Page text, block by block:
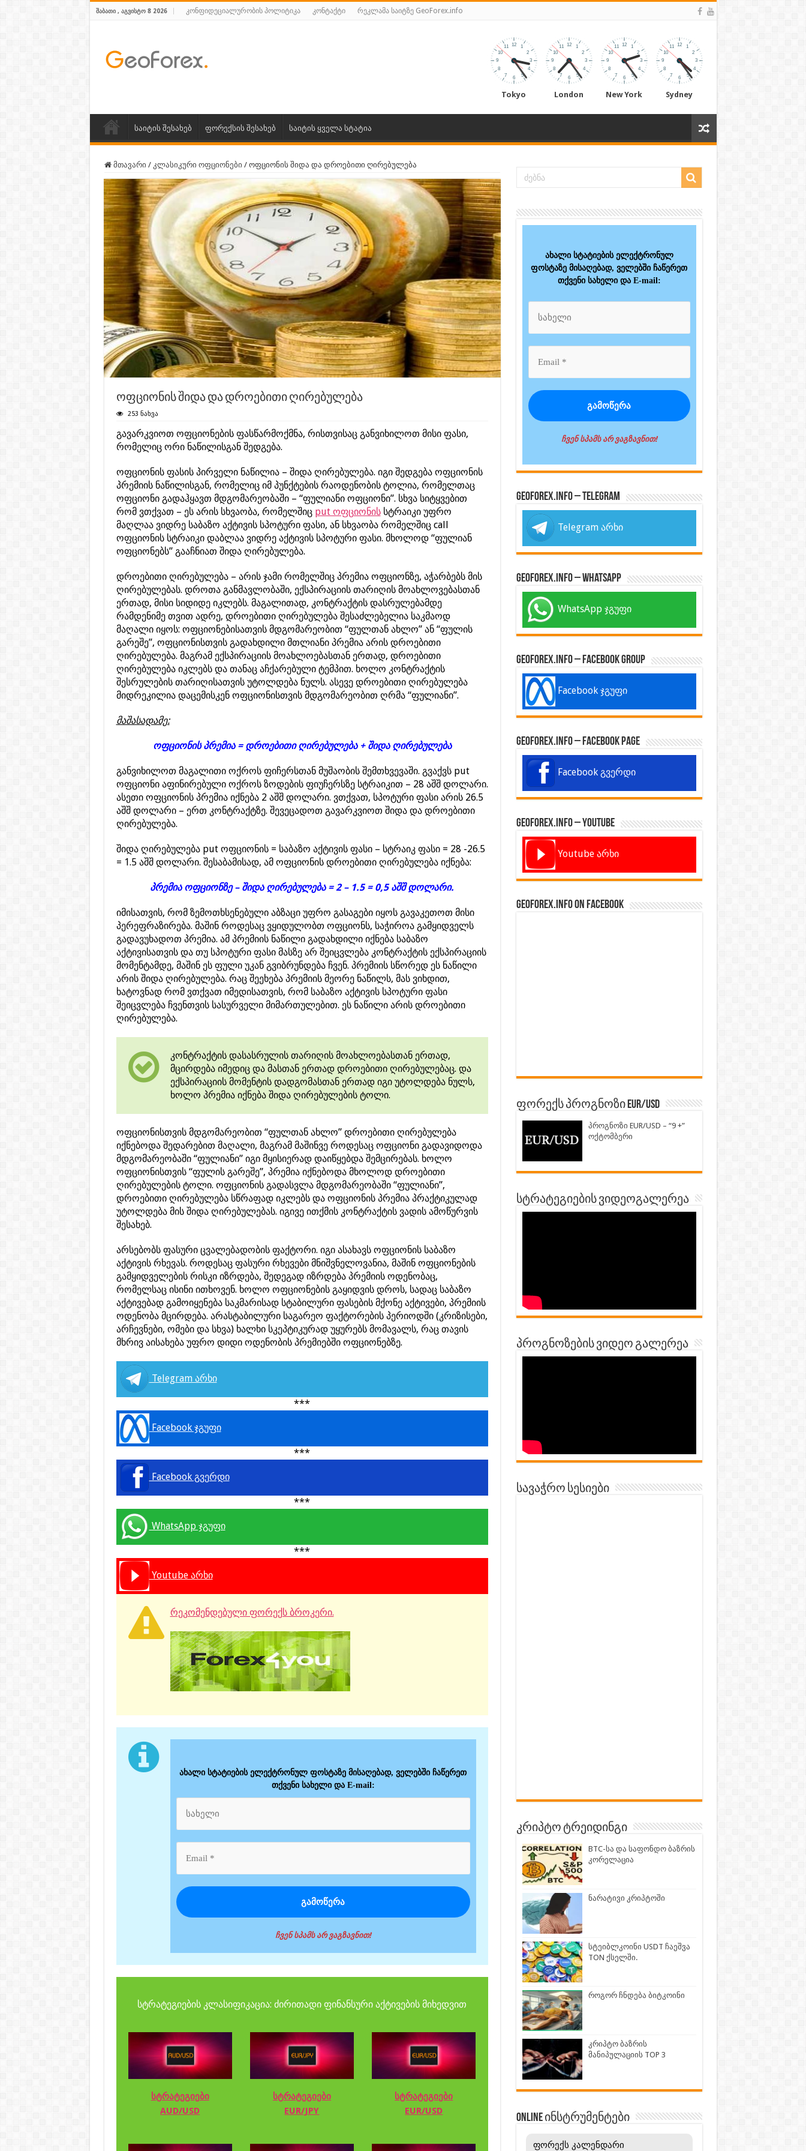
ᲨᲐᲑᲐᲗᲘ , ᲐᲒᲕᲘᲡᲢᲝ 8 2026 კონფიდეციალურობის პოლიტიკა კონტაქტი რეკლამა საიტზე GeoForex.info
Tokyo London New York Sydney
საიტის შესახებ ფორექსის შესახებ საიტის ყველა სტატია
მთავარი / კლასიკური ოფციონები / ოფციონის შიდა და დროებითი ღირებულება
ოფციონის შიდა და დროებითი ღირებულება
253 ნახვა
გავარკვიოთ ოფციონების ფასწარმოქმნა, რისთვისაც განვიხილოთ მისი ფასი,
რომელიც ორი ნაწილისგან შედგება.
ოფციონის ფასის პირველი ნაწილია – შიდა ღირებულება. იგი შედგება ოფციონის
პრემიის ნაწილისგან, რომელიც იმ პუნქტების რაოდენობის ტოლია, რომელთაც
ოფციონი გადაჰყავთ მდგომარეობაში – “ფულიანი ოფციონი”. სხვა სიტყვებით
რომ ვთქვათ – ეს არის სხვაობა, რომელშიც put ოფციონისსტრაიკი უფრო
მაღლაა ვიდრე საბაზო აქტივის სპოტური ფასი, ან სხვაობა რომელშიც call
ოფციონის სტრაიკი დაბლაა ვიდრე აქტივის სპოტური ფასი. მხოლოდ “ფულიან
ოფციონებს” გააჩნიათ შიდა ღირებულება.
დროებითი ღირებულება – არის ჯამი რომელშიც პრემია ოფციონზე, აჭარბებს მის
ღირებულებას. დროთა განმავლობაში, ექსპირაციის თარიღის მოახლოვებასთან
ერთად, მისი სიდიდე იკლებს. მაგალითად, კონტრაქტის დასრულებამდე
რამდენიმე თვით ადრე, დროებითი ღირებულება შესაძლებელია საკმაოდ
მაღალი იყოს: ოფციონებისათვის მდგომარეობით “ფულთან ახლო” ან “ფულის
გარეშე”, ოფციონისთვის გადახდილი მთლიანი პრემია არის დროებითი
ღირებულება. მაგრამ ექსპირაციის მოახლოებასთან ერთად, დროებითი
ღირებულება იკლებს და თანაც აჩქარებული ტემპით. ხოლო კონტრაქტის
შესრულების თარიღისათვის უტოლდება ნულს. ასევე დროებითი ღირებულება
მიდრეკილია დაცემისკენ ოფციონისთვის მდგომარეობით ღრმა “ფულიანი”.
მაშასადამე:
ოფციონის პრემია = დროებითი ღირებულება + შიდა ღირებულება
განვიხილოთ მაგალითი ოქროს ფიჩერსთან მუშაობის შემთხვევაში. გვაქვს put
ოფციონი აფინირებული ოქროს ზოდების ფიუჩერსზე სტრაიკით – 28 აშშ დოლარი.
ასეთი ოფციონის პრემია იქნება 2 აშშ დოლარი. ვთქვათ, სპოტური ფასი არის 26.5
აშშ დოლარი – ერთ კონტრაქტზე. შევეცადოთ გავარკვიოთ შიდა და დროებითი
ღირებულება.
შიდა ღირებულება put ოფციონის = საბაზო აქტივის ფასი – სტრაიკ ფასი = 28 -26.5
= 1.5 აშშ დოლარი. შესაბამისად, ამ ოფციონის დროებითი ღირებულება იქნება:
პრემია ოფციონზე – შიდა ღირებულება = 2 – 1.5 = 0,5 აშშ დოლარი.
იმისათვის, რომ ზემოთხსენებული აბზაცი უფრო გასაგები იყოს გავაკეთოთ მისი
პერეფრაზირება. მაშინ როდესაც ვყიდულობთ ოფციონს, საჭიროა გამყიდველს
გადავუხადოთ პრემია. ამ პრემიის ნაწილი გადახდილი იქნება საბაზო
აქტივისათვის და თუ სპოტური ფასი მასზე არ შეიცვლება კონტრაქტის ექსპირაციის
მომენტამდე, მაშინ ეს ფული უკან გვიბრუნდება ჩვენ. პრემიის სწორედ ეს ნაწილი
არის შიდა ღირებულება. რაც შეეხება პრემიის მეორე ნაწილს, მას ვიხდით,
ხატოვნად რომ ვთქვათ იმედისათვის, რომ საბაზო აქტივის სპოტური ფასი
შეიცვლება ჩვენთვის სასურველი მიმართულებით. ეს ნაწილი არის დროებითი
ღირებულება.
კონტრაქტის დასასრულის თარიღის მოახლოებასთან ერთად,
მცირდება იმედიც და მასთან ერთად დროებითი ღირებულებაც. და
ექსპირაციის მომენტის დადგომასთან ერთად იგი უტოლდება ნულს,
ხოლო პრემია იქნება შიდა ღირებულების ტოლი.
ოფციონისთვის მდგომარეობით “ფულთან ახლო” დროებითი ღირებულება
იქნებოდა შედარებით მაღალი, მაგრამ მაშინვე როდესაც ოფციონი გადავიდოდა
მდგომარეობაში “ფულიანი” იგი მყისიერად დაიწყებდა შემცირებას. ხოლო
ოფციონისთვის “ფულის გარეშე”, პრემია იქნებოდა მხოლოდ დროებითი
ღირებულების ტოლი. ოფციონის გადასვლა მდგომარეობაში “ფულიანი”,
დროებითი ღირებულება სწრაფად იკლებს და ოფციონის პრემია პრაქტიკულად
უტოლდება მის შიდა ღირებულებას. იგივე ითქმის კონტრაქტის ვადის ამოწურვის
შესახებ.
არსებობს ფასური ცვალებადობის ფაქტორი. იგი ასახავს ოფციონის საბაზო
აქტივის რხევას. როდესაც ფასური რხევები მნიშვნელოვანია, მაშინ ოფციონების
გამყიდველების რისკი იზრდება, შედეგად იზრდება პრემიის ოდენობაც,
რომელსაც ისინი ითხოვენ. ხოლო ოფციონების გაყიდვის დროს, სადაც საბაზო
აქტივებად გამოიყენება საკმარისად სტაბილური ფასების მქონე აქტივები, პრემიის
ოდენობა მცირდება. არასტაბილური საგარეო ფაქტორების პერიოდში (კრიზისები,
არჩევნები, ომები და სხვა) ხალხი სკეპტიკურად უყურებს მომავალს, რაც თავის
მხრივ აისახება უფრო დიდი ოდენობის პრემიებში ოფციონებზე.
Telegram არხი
***
Facebook ჯგუფი
***
Facebook გვერდი
***
WhatsApp ჯგუფი
***
Youtube არხი
რეკომენდებული ფორექს ბროკერი.
ახალი სტატიების ელექტრონულ ფოსტაზე მისაღებად, ველებში ჩაწერეთ
თქვენი სახელი და E-mail:
ჩვენ სპამს არ ვაგზავნით!
სტრატეგიების კლასიფიკაცია: ძირითადი ფინანსური აქტივების მიხედვით
სტრატეგიები
AUD/USD
სტრატეგიები
EUR/JPY
სტრატეგიები
EUR/USD
ახალი სტატიების ელექტრონულ
ფოსტაზე მისაღებად, ველებში ჩაწერეთ
თქვენი სახელი და E-mail:
ჩვენ სპამს არ ვაგზავნით!
GeoForex.info – Telegram
Telegram არხი
GeoForex.info – WhatsApp
WhatsApp ჯგუფი
GeoForex.info – Facebook Group
Facebook ჯგუფი
GeoForex.info – Facebook Page
Facebook გვერდი
GeoForex.info – Youtube
Youtube არხი
GeoForex.info on Facebook
ფორექს პროგნოზი EUR/USD
პროგნოზი EUR/USD – “9 +”
ოქტომბერი
სტრატეგიების ვიდეოგალერეა
პროგნოზების ვიდეო გალერეა
სავაჭრო სესიები
კრიპტო ტრეიდინგი
BTC-სა და საფონდო ბაზრის
კორელაცია
ნარატივი კრიპტოში
სტეიბლკოინი USDT ჩაეშვა
TON ქსელში.
როგორ ჩნდება ბიტკოინი
კრიპტო ბაზრის
მანიპულაციის TOP 3
ONLINE ინსტრუმენტები
ფორექს კალენდარი